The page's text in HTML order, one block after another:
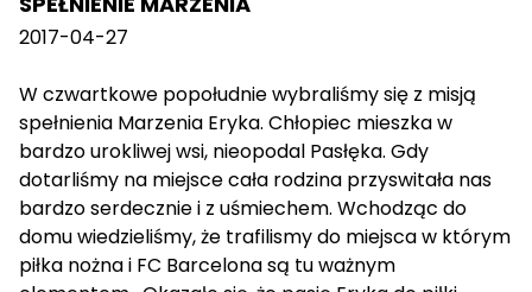
2017-04-27
W czwartkowe popołudnie wybraliśmy się z misją
spełnienia Marzenia Eryka. Chłopiec mieszka w
bardzo urokliwej wsi, nieopodal Pasłęka. Gdy
dotarliśmy na miejsce cała rodzina przyswitała nas
bardzo serdecznie i z uśmiechem. Wchodząc do
domu wiedzieliśmy, że trafilismy do miejsca w którym
piłka nożna i FC Barcelona są tu ważnym